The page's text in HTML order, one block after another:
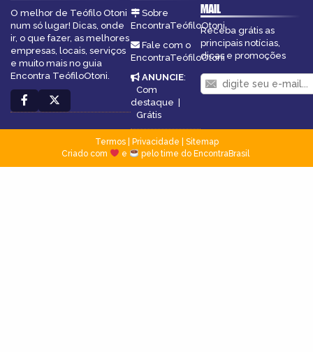
O melhor de Teófilo Otoni
num só lugar! Dicas, onde
ir, o que fazer, as melhores
empresas, locais, serviços
e muito mais no guia
Encontra TeófiloOtoni.
Sobre
EncontraTeófiloOtoni
Fale com o
EncontraTeófiloOtoni
ANUNCIE:
Com
destaque |
Grátis
MAIL
Receba grátis as
principais notícias,
dicas e promoções
Termos| Privacidade
Sitemap
Criado com
e pelo time do EncontraBrasil